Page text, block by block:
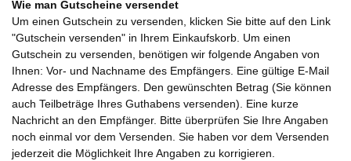
Wie man Gutscheine versendet
Um einen Gutschein zu versenden, klicken Sie bitte auf den Link
"Gutschein versenden" in Ihrem Einkaufskorb. Um einen
Gutschein zu versenden, benötigen wir folgende Angaben von
Ihnen: Vor- und Nachname des Empfängers. Eine gültige E-Mail
Adresse des Empfängers. Den gewünschten Betrag (Sie können
auch Teilbeträge Ihres Guthabens versenden). Eine kurze
Nachricht an den Empfänger. Bitte überprüfen Sie Ihre Angaben
noch einmal vor dem Versenden. Sie haben vor dem Versenden
jederzeit die Möglichkeit Ihre Angaben zu korrigieren.